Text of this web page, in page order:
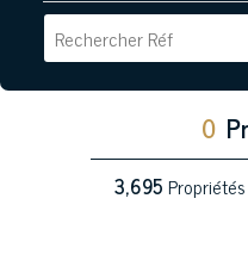
0
3,695